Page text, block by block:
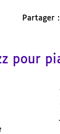
Partager :
pour